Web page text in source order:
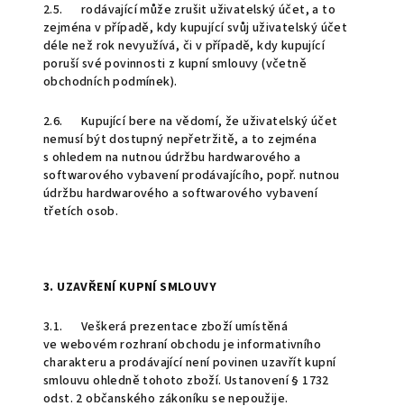
2.5. rodávající může zrušit uživatelský účet, a to
zejména v případě, kdy kupující svůj uživatelský účet
déle než rok nevyužívá, či v případě, kdy kupující
poruší své povinnosti z kupní smlouvy (včetně
obchodních podmínek).
2.6. Kupující bere na vědomí, že uživatelský účet
nemusí být dostupný nepřetržitě, a to zejména
s ohledem na nutnou údržbu hardwarového a
softwarového vybavení prodávajícího, popř. nutnou
údržbu hardwarového a softwarového vybavení
třetích osob.
3. UZAVŘENÍ KUPNÍ SMLOUVY
3.1. Veškerá prezentace zboží umístěná
ve webovém rozhraní obchodu je informativního
charakteru a prodávající není povinen uzavřít kupní
smlouvu ohledně tohoto zboží. Ustanovení § 1732
odst. 2 občanského zákoníku se nepoužije.